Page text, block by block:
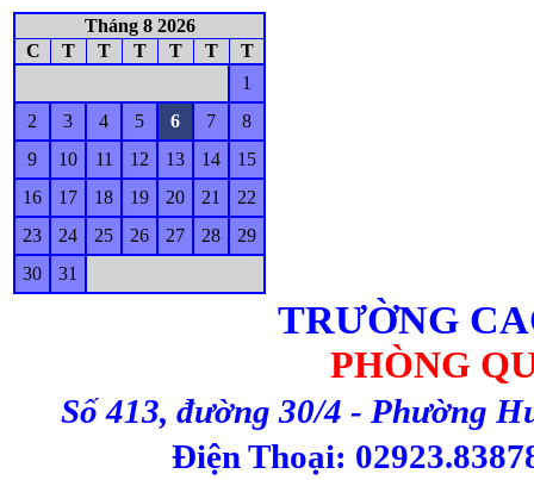
Tháng 8 2026
C
T T T T T
T
1
2
3 4 5 6 7
8
9
10 11 12 13 14
15
16
17 18 19 20 21
22
23
24 25 26 27 28
29
30
31
TRƯỜNG
PHÒNG
Số 413, đường 30/4 - Phường
Điện Thoại: